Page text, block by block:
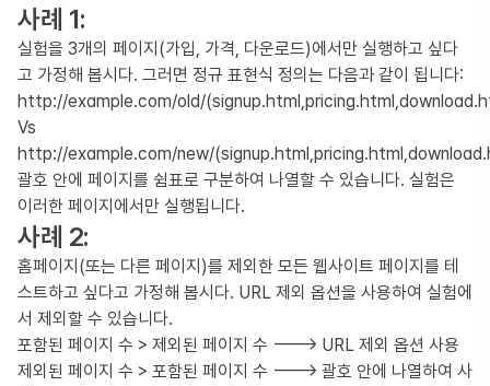
사례 1:
실험을 3개의 페이지(가입, 가격, 다운로드)에서만 실행하고 싶다
고 가정해 봅시다. 그러면 정규 표현식 정의는 다음과 같이 됩니다:
http://example.com/old/
Vs
http://example.com/new/
괄호 안에 페이지를 쉼표로 구분하여 나열할 수 있습니다. 실험은
이러한 페이지에서만 실행됩니다.
사례 2:
홈페이지(또는 다른 페이지)를 제외한 모든 웹사이트 페이지를 테
스트하고 싶다고 가정해 봅시다. URL 제외 옵션을 사용하여 실험에
서 제외할 수 있습니다.
포함된 페이지 수 > 제외된 페이지 수 ---> URL 제외 옵션 사용
제외된 페이지 수 > 포함된 페이지 수 ---> 괄호 안에 나열하여 사